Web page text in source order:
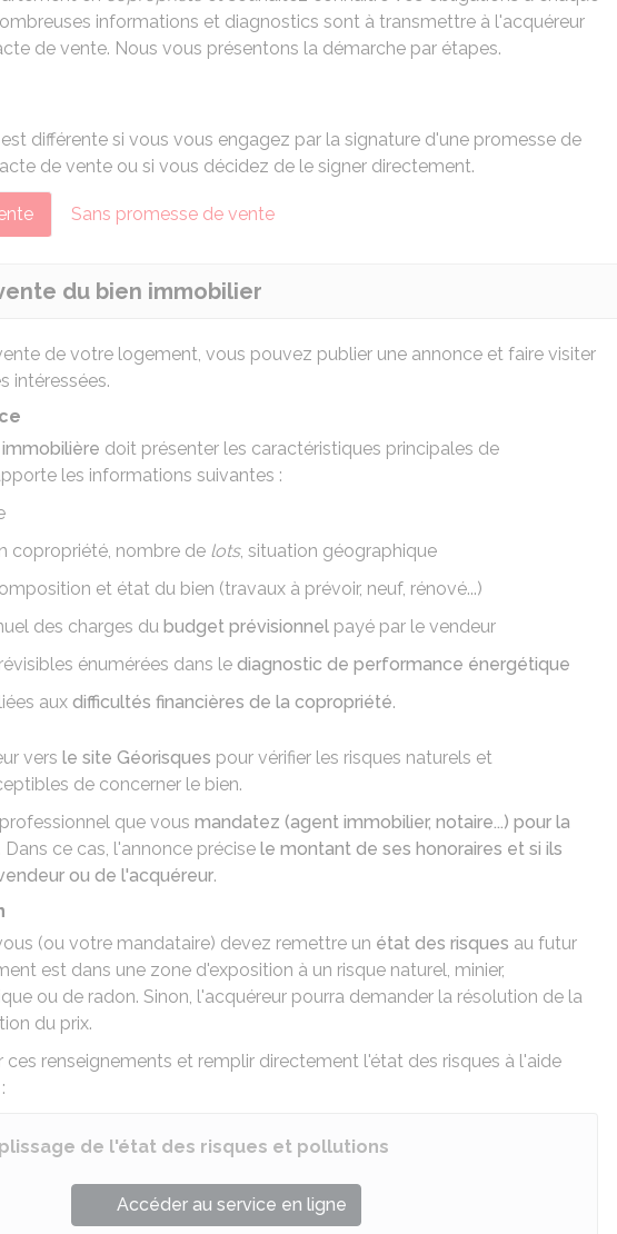
informations et diagnostics sont à transmettre à l'acquéreur
de vente. Nous vous présentons la démarche par étapes.
différente si vous vous engagez par la signature d'une promesse de
de vente ou si vous décidez de le signer directement.
Sans promesse de vente
du bien immobilier
de votre logement, vous pouvez publier une annonce et faire visiter
intéressées.
doit présenter les caractéristiques principales de
les informations suivantes :
copropriété, nombre de lots, situation géographique
et état du bien (travaux à prévoir, neuf, rénové...)
des charges du budget prévisionnel payé par le vendeur
énumérées dans le diagnostic de performance énergétique
aux difficultés financières de la copropriété.
vers le site Géorisques pour vérifier les risques naturels et
de concerner le bien.
que vous mandatez (agent immobilier, notaire...) pour la
. Dans ce cas, l'annonce précise le montant de ses honoraires et si ils
ou de l'acquéreur.
(ou votre mandataire) devez remettre un état des risques au futur
est dans une zone d'exposition à un risque naturel, minier,
ou de radon. Sinon, l'acquéreur pourra demander la résolution de la
du prix.
renseignements et remplir directement l'état des risques à l'aide
de l'état des risques et pollutions
Accéder au service en ligne